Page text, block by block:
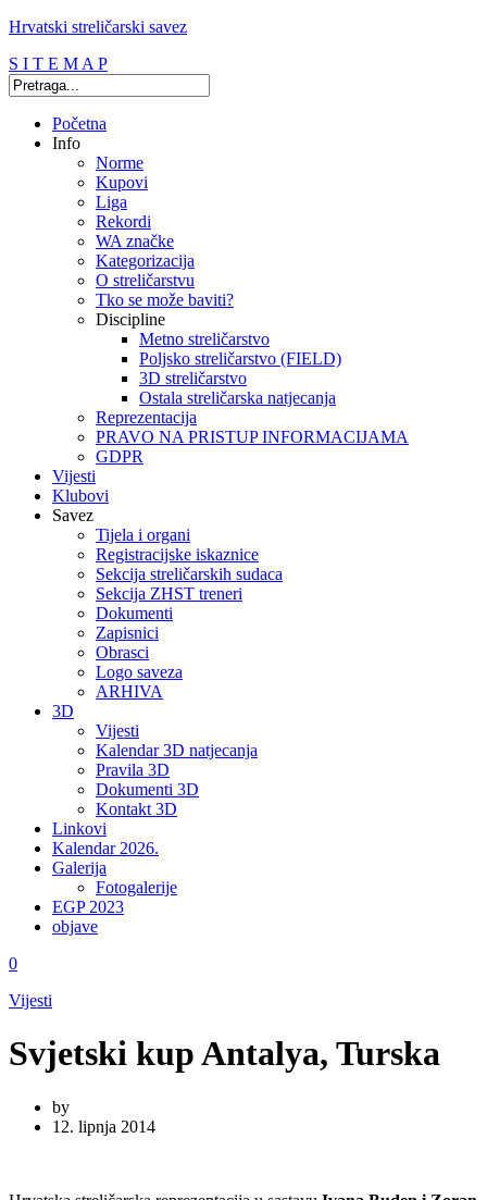
Hrvatski streličarski savez
S I T E M A P
Početna
Info
Norme
Kupovi
Liga
Rekordi
WA značke
Kategorizacija
O streličarstvu
Tko se može baviti?
Discipline
Metno streličarstvo
Poljsko streličarstvo (FIELD)
3D streličarstvo
Ostala streličarska natjecanja
Reprezentacija
PRAVO NA PRISTUP INFORMACIJAMA
GDPR
Vijesti
Klubovi
Savez
Tijela i organi
Registracijske iskaznice
Sekcija streličarskih sudaca
Sekcija ZHST treneri
Dokumenti
Zapisnici
Obrasci
Logo saveza
ARHIVA
3D
Vijesti
Kalendar 3D natjecanja
Pravila 3D
Dokumenti 3D
Kontakt 3D
Linkovi
Kalendar 2026.
Galerija
Fotogalerije
EGP 2023
objave
0
Vijesti
Svjetski kup Antalya, Turska
by
12. lipnja 2014